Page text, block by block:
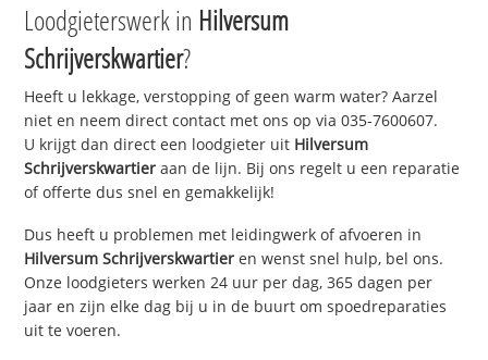
Loodgieterswerk in Hilversum
Schrijverskwartier?
Heeft u lekkage, verstopping of geen warm water? Aarzel
niet en neem direct contact met ons op via 035-7600607.
U krijgt dan direct een loodgieter uit Hilversum
Schrijverskwartier aan de lijn. Bij ons regelt u een reparatie
of offerte dus snel en gemakkelijk!
Dus heeft u problemen met leidingwerk of afvoeren in
Hilversum Schrijverskwartier en wenst snel hulp, bel ons.
Onze loodgieters werken 24 uur per dag, 365 dagen per
jaar en zijn elke dag bij u in de buurt om spoedreparaties
uit te voeren.